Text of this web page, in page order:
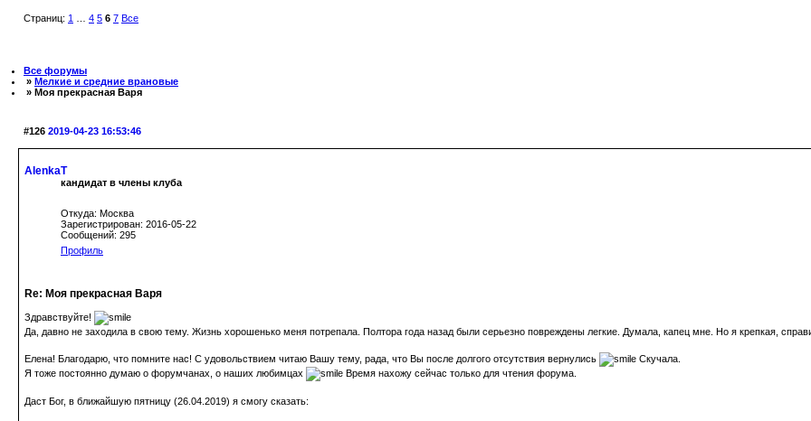
Страниц: 1 … 4 5 6 7 Все
Все форумы
» Мелкие и средние врановые
» Моя прекрасная Варя
#126 2019-04-23 16:53:46
AlenkaT
кандидат в члены клуба
Откуда: Москва
Зарегистрирован: 2016-05-22
Сообщений: 295
Профиль
Re: Моя прекрасная Варя
Здравствуйте!
Да, давно не заходила в свою тему. Жизнь хорошенько меня потрепала. Полтора года назад были серьезно повреждены легкие. Думала, капец мне. Но я крепкая,
Елена! Благодарю, что помните нас! С удовольствием читаю Вашу тему, рада, что Вы после долгого отсутствия вернулись
Скучала.
Я тоже постоянно думаю о форумчанах, о наших любимцах
Время нахожу сейчас только для чтения форума.
Даст Бог, в ближайшую пятницу (26.04.2019) я смогу сказать: